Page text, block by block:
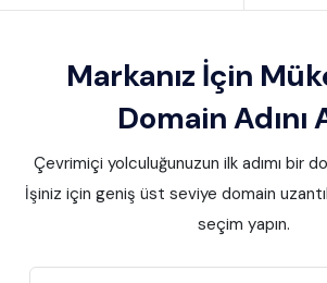
Markanız İçin
Domain Adını
Çevrimiçi yolculuğunuzun ilk adımı bir
İşiniz için geniş üst seviye domain
seçim yapın.